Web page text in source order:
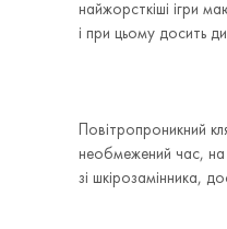
найжорсткіші ігри
і при цьому досить
Повітропроникний
необмежений час, на
зі шкірозамінника,